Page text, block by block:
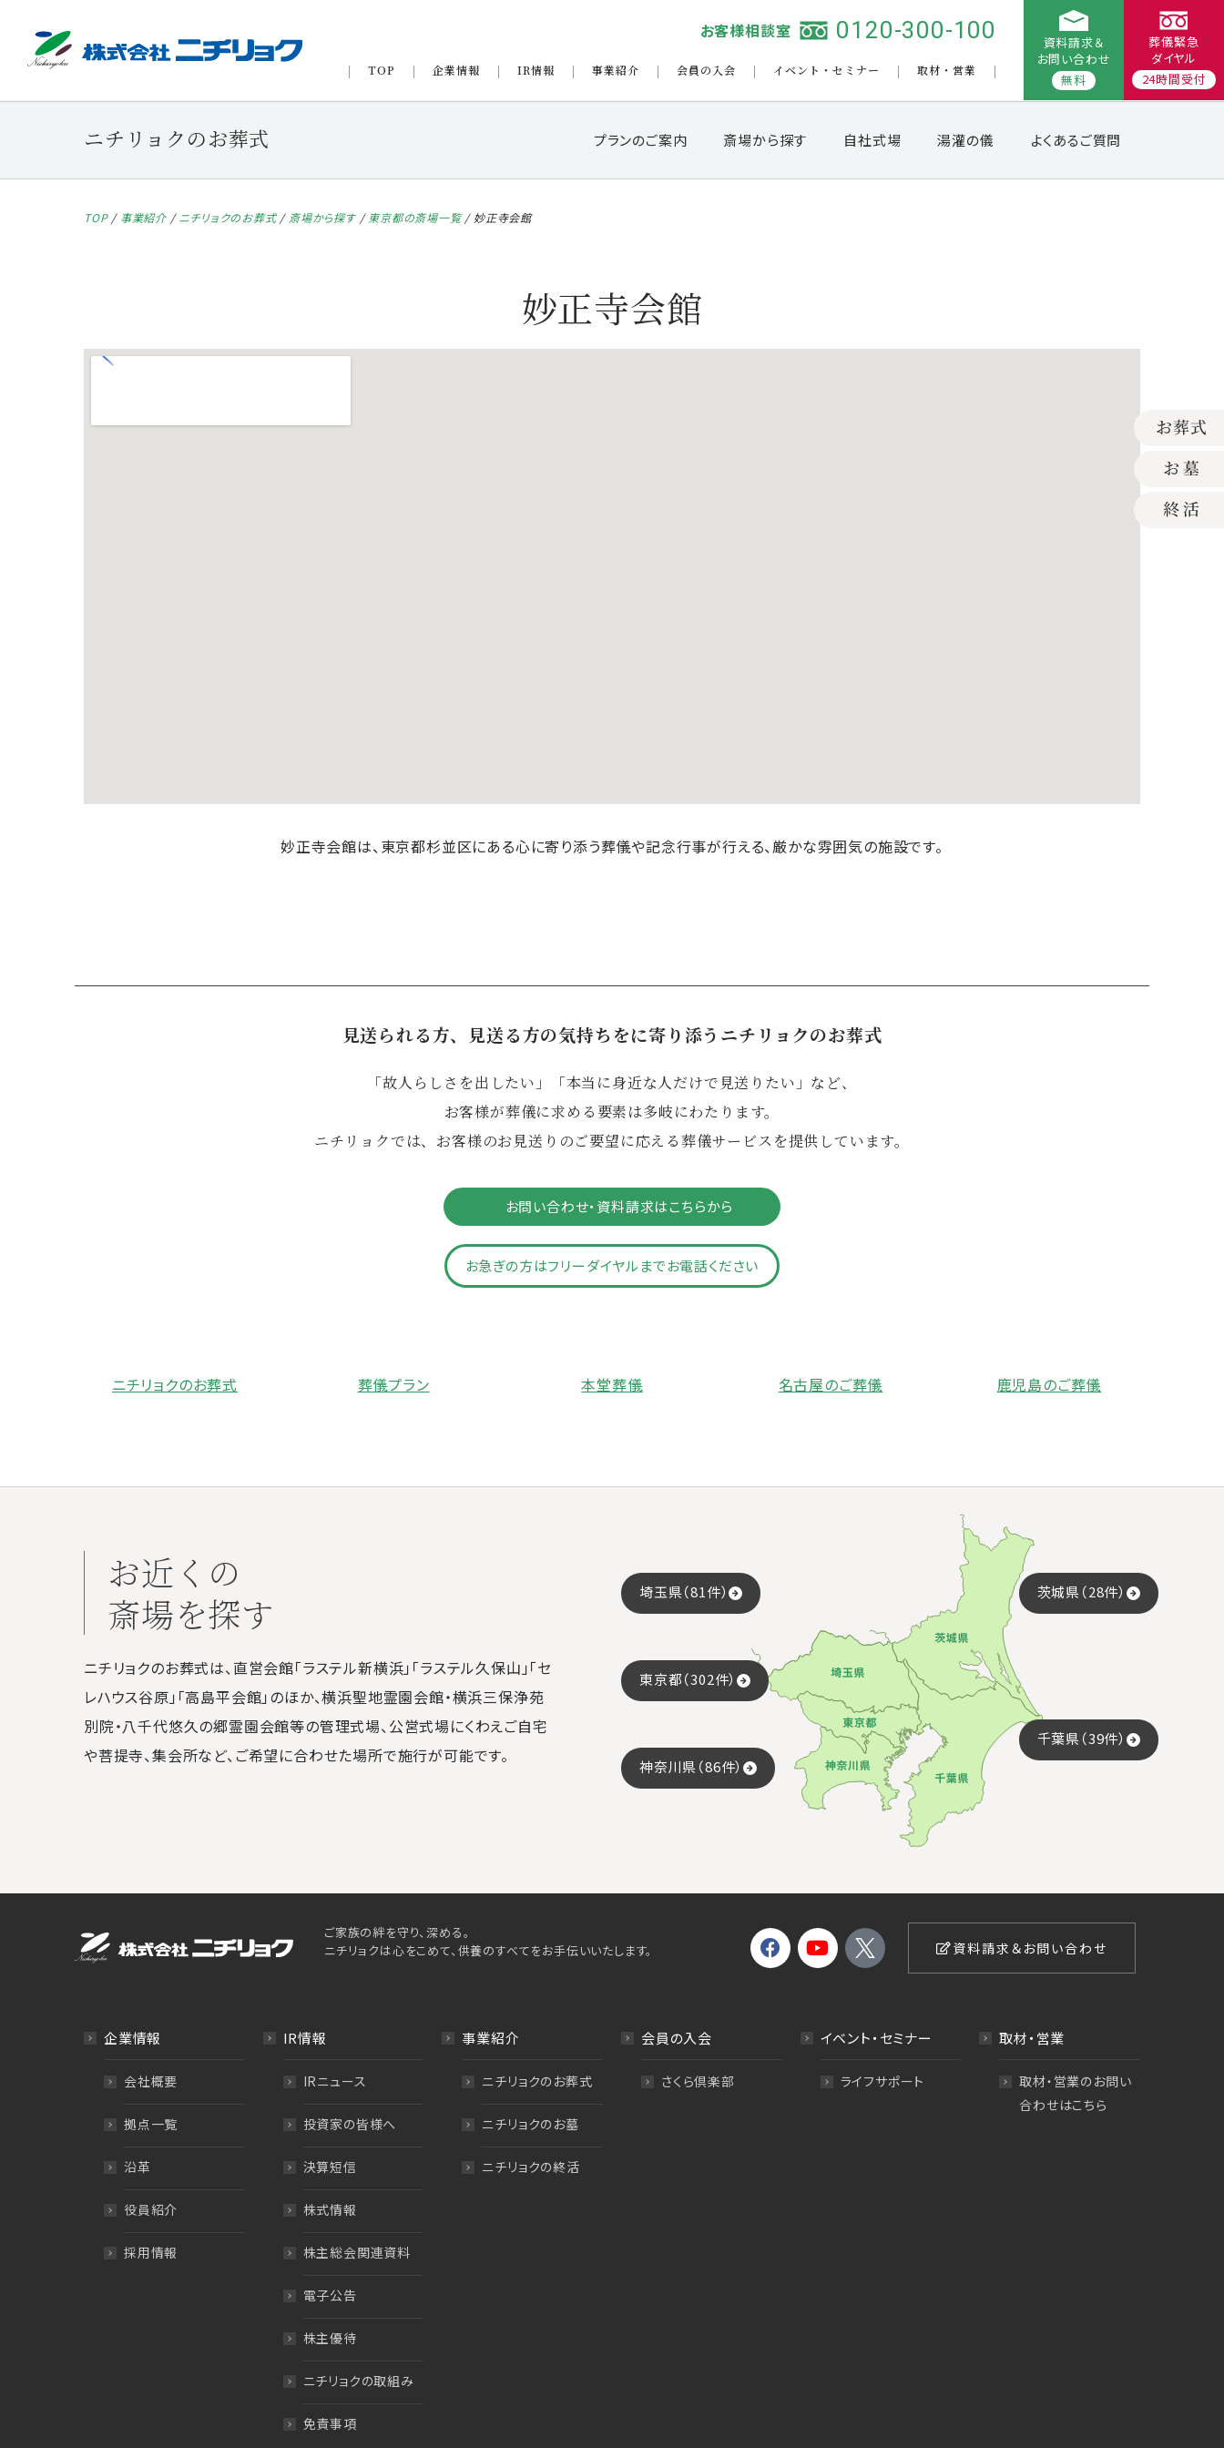
お客様相談室 0120-300-100
TOP 企業情報 IR情報 事業紹介 会員の入会 イベント・セミナー 取材・営業
資料請求＆
お問い合わせ
無料
葬儀緊急
ダイヤル
24時間受付
ニチリョクのお葬式 プランのご案内 斎場から探す 自社式場 湯灌の儀 よくあるご質問
TOP/ 事業紹介 /ニチリョクのお葬式/ 斎場から探す/ 東京都の斎場一覧/ 妙正寺会館
妙正寺会館
妙正寺会館は、東京都杉並区にある心に寄り添う葬儀や記念行事が行える、厳かな雰囲気の施設です。
見送られる方、見送る方の気持ちをに寄り添うニチリョクのお葬式
「故人らしさを出したい」「本当に身近な人だけで見送りたい」など、
お客様が葬儀に求める要素は多岐にわたります。
ニチリョクでは、お客様のお見送りのご要望に応える葬儀サービスを提供しています。
お問い合わせ・資料請求はこちらから
お急ぎの方はフリーダイヤルまでお電話ください
ニチリョクのお葬式 葬儀プラン 本堂葬儀 名古屋のご葬儀 鹿児島のご葬儀
お近くの
斎場を探す
ニチリョクのお葬式は、直営会館「ラステル新横浜」「ラステル久保山」「セ
レハウス谷原」「高島平会館」のほか、横浜聖地霊園会館・横浜三保浄苑
別院・八千代悠久の郷霊園会館等の管理式場、公営式場にくわえご自宅
や菩提寺、集会所など、ご希望に合わせた場所で施行が可能です。
埼玉県（81件） 茨城県（28件）
東京都（302件）
千葉県（39件）
神奈川県（86件）
ご家族の絆を守り、深める。
ニチリョクは心をこめて、供養のすべてをお手伝いいたします。
資料請求＆お問い合わせ
企業情報
会社概要
拠点一覧
沿革
役員紹介
採用情報
IR情報
IRニュース
投資家の皆様へ
決算短信
株式情報
株主総会関連資料
電子公告
株主優待
ニチリョクの取組み
免責事項
事業紹介
ニチリョクのお葬式
ニチリョクのお墓
ニチリョクの終活
会員の入会
さくら倶楽部
イベント・セミナー
ライフサポート
取材・営業
取材・営業のお問い
合わせはこちら